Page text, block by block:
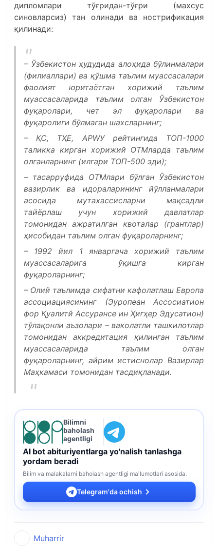
дипломлари тўғридан-тўғри (махсус
синовларсиз) тан олинади ва нострификация
қилинади:
– Ўзбекистон ҳудудида алоҳида бўлинмалари
(филиаллари) ва қўшма таълим муассасалари
фаолият юритаётган хорижий таълим
муассасаларида таълим олган Ўзбекистон
фуқаролари, чет эл фуқаролари ва
фуқаролиги бўлмаган шахсларнинг;
– ҚС, ТҲE, АРWУ рейтингида ТОП-1000
таликка кирган хорижий ОТМларда таълим
олганларнинг (илгари ТОП-500 эди);
– тасарруфида ОТМлари бўлган Ўзбекистон
вазирлик ва идораларининг йўлланмалари
асосида мутахассисларни мақсадли
тайёрлаш учун хорижий давлатлар
томонидан ажратилган квоталар (грантлар)
ҳисобидан таълим олган фуқароларнинг;
– 1992 йил 1 январгача хорижий таълим
муассасаларига ўқишга кирган
фуқароларнинг;
– Олий таълимда сифатни кафолатлаш Европа
ассоциациясининг (Эуропеан Ассоcиатион
фор Қуалитй Ассуранcе ин Ҳигҳер Эдуcатион)
тўлақонли аъзолари – ваколатли ташкилотлар
томонидан аккредитация қилинган таълим
муассасаларида таълим олган
фуқароларнинг, айрим истиснолар Вазирлар
Маҳкамаси томонидан тасдиқланади.
Bilimni
baholash
agentligi
AI bot abituriyentlarga yo'nalish tanlashga
yordam beradi
Bilim va malakalarni baholash agentligi ma'lumotlari asosida.
Telegram'da ochish
Muharrir